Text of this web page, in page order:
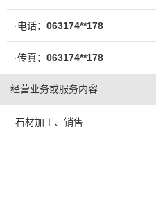
·电话： 063174**178
·传真： 063174**178
经营业务或服务内容
石材加工、销售